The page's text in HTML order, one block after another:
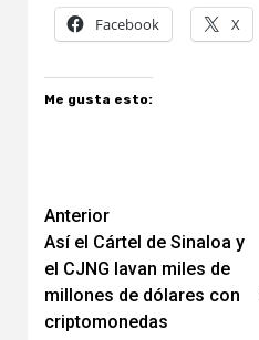
Facebook X
Me gusta esto:
Navegación
de
entradas
Anterior
Así el Cártel de Sinaloa y
el CJNG lavan miles de
millones de dólares con
criptomonedas